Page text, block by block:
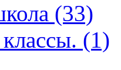
(33)
(1)